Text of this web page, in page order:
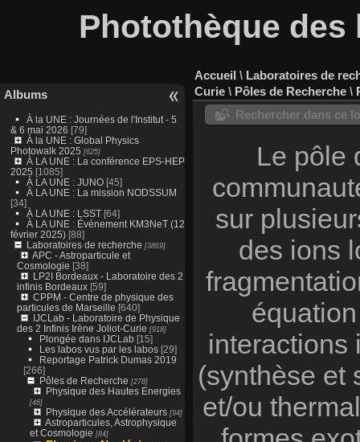
Photothèque des
Albums
À la UNE : Journées de l'Institut - 5
& 6 mai 2026 [79]
À la UNE : Global Physics
Photowalk 2025 [625]
À LA UNE : La conférence EPS-HEP
2025 [1085]
À LA UNE : JUNO [45]
À LA UNE : La mission NODSSUM
[34]
À LA UNE : LSST[64]
À LA UNE : Événement KM3NeT (12
février 2025)[88]
Laboratoires de recherche [3869]
APC - Astroparticule et
Cosmologie [38]
LP2I Bordeaux - Laboratoire des 2
infinis Bordeaux[59]
CPPM - Centre de physique des
particules de Marseille [640]
IJCLab - Laboratoire de Physique
des 2 Infinis Irène Joliot-Curie [918]
Plongée dans IJCLab[15]
Les labos vus par les labos[29]
Reportage Patrick Dumas 2019
[266]
Pôles de Recherche [278]
Physique des Hautes Energies
[46]
Physique des Accélérateurs[94]
Astroparticules, Astrophysique
et Cosmologie [84]
Accueil \ Laboratoires de
Curie \ Pôles de Recherche \
Rechercher dans ce
Le pôle
sur
des ions
interactions
(synthèse et
et/ou